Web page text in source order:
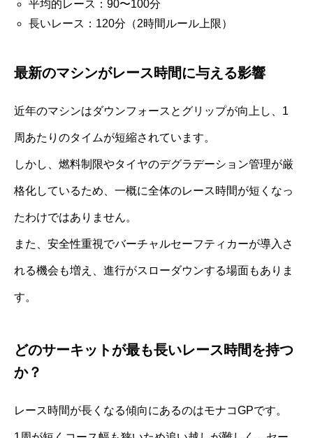
平均的レース：90〜100分
長いレース：120分（2時間ルール上限）
最新のマシンがレース時間に与える影響
近年のマシンはダウンフォースとグリップが向上し、1
周あたりのタイムが短縮されています。
しかし、燃料制限やタイヤのデグラデーション管理が厳
格化しているため、一概に全体のレース時間が短くなっ
たわけではありません。
また、安全性重視でバーチャルセーフティカーが導入さ
れる機会も増え、進行がスローダウンする場面もありま
す。
どのサーキットが最も長いレース時間を持つ
か？
レース時間が長くなる傾向にあるのはモナコGPです。